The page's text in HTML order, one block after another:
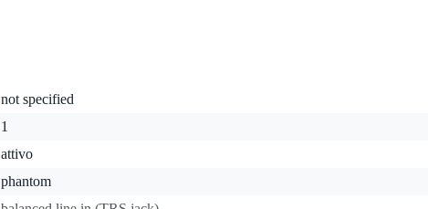
not specified
1
attivo
phantom